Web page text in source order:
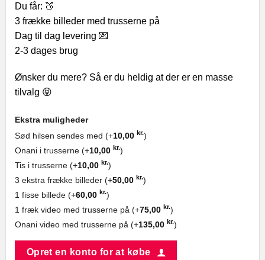
Du får: 🍑
3 frække billeder med trusserne på
Dag til dag levering 💌
2-3 dages brug
Ønsker du mere? Så er du heldig at der er en masse
tilvalg 😝
Ekstra muligheder
Sød hilsen sendes med (+10,00 kr.)
Onani i trusserne (+10,00 kr.)
Tis i trusserne (+10,00 kr.)
3 ekstra frække billeder (+50,00 kr.)
1 fisse billede (+60,00 kr.)
1 fræk video med trusserne på (+75,00 kr.)
Onani video med trusserne på (+135,00 kr.)
Opret en konto for at købe